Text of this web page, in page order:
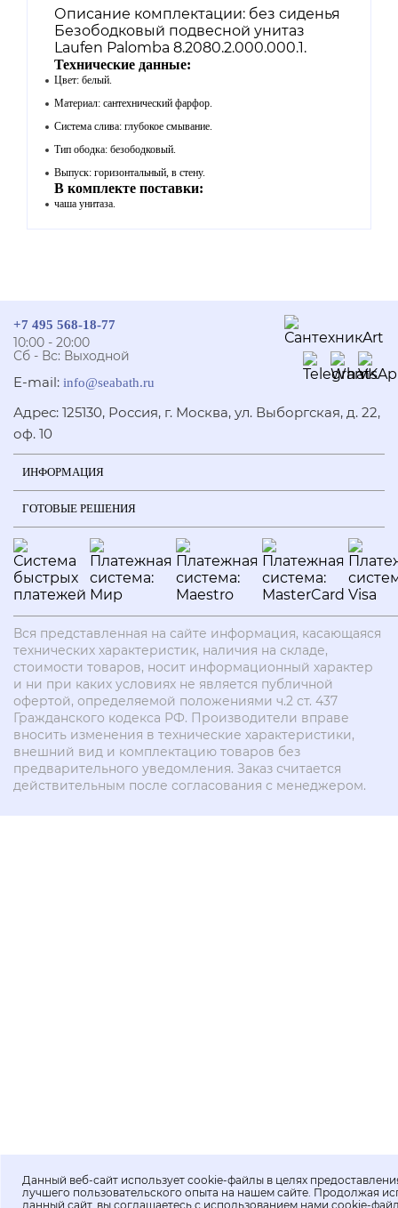
Описание комплектации: без сиденья
Безободковый подвесной унитаз
Laufen Palomba 8.2080.2.000.000.1.
Технические данные:
Цвет: белый.
Материал: сантехнический фарфор.
Система слива: глубокое смывание.
Тип ободка: безободковый.
Выпуск: горизонтальный, в стену.
В комплекте поставки:
чаша унитаза.
ГОТОВЫЕ РЕШЕНИЯ
ИНФОРМАЦИЯ
+7 495 568-18-77
E-mail: info@seabath.ru
Адрес: 125130, Россия, г. Москва, ул. Выборгская, д. 22,
оф. 10
10:00 - 20:00
Сб - Вс: Выходной
Вся представленная на сайте информация, касающаяся
технических характеристик, наличия на складе,
стоимости товаров, носит информационный характер
и ни при каких условиях не является публичной
офертой, определяемой положениями ч.2 ст. 437
Гражданского кодекса РФ. Производители вправе
вносить изменения в технические характеристики,
внешний вид и комплектацию товаров без
предварительного уведомления. Заказ считается
действительным после согласования с менеджером.
Данный веб-сайт использует cookie-файлы в целях
лучшего пользовательского опыта на нашем сайте. Продолжая
данный сайт, вы соглашаетесь с использованием нами cookie-